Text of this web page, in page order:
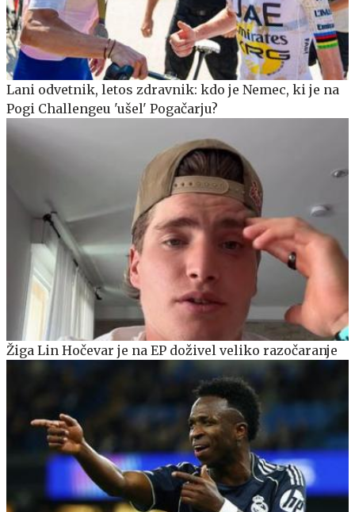
Lani odvetnik, letos zdravnik: kdo je Nemec, ki je na
Pogi Challengeu 'ušel' Pogačarju?
Žiga Lin Hočevar je na EP doživel veliko razočaranje